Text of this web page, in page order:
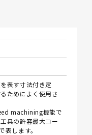
表す寸法付き定
ためによく使用さ
machining機能で
具の許容最大コー
表します。